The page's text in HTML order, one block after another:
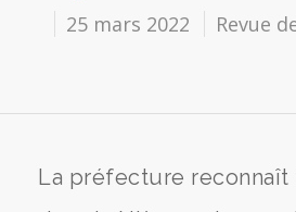
25 mars 2022 Revue
La préfecture